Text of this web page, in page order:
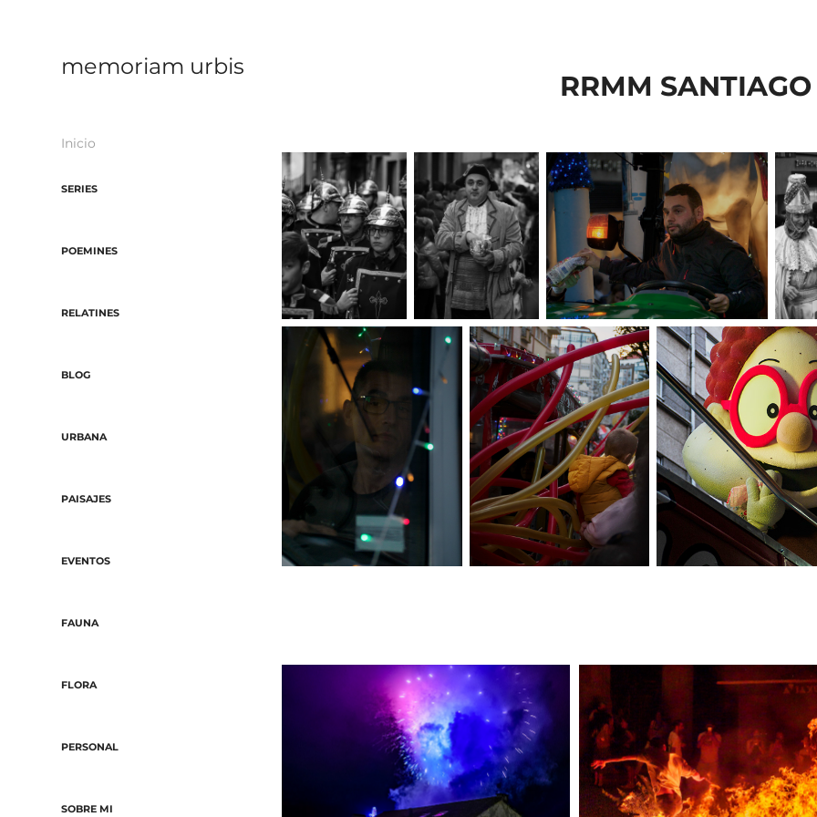
memoriam urbis
Inicio
SERIES
POEMINES
RELATINES
BLOG
URBANA
PAISAJES
EVENTOS
FAUNA
FLORA
PERSONAL
SOBRE MI
RRMM